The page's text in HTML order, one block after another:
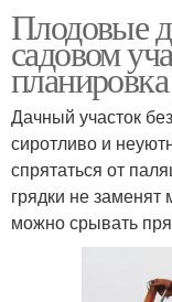
Плодовые
садовом
Дачный участок
сиротливо и
спрятаться от
грядки не
можно срывать